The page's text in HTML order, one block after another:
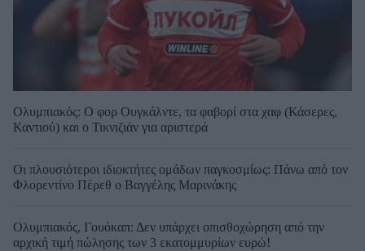
Ολυμπιακός: Ο φορ Ουγκάλντε, τα φαβορί στα χαφ (Κάσερες,
Καντιού) και ο Τικνιζιάν για αριστερά
Οι πλουσιότεροι ιδιοκτήτες ομάδων παγκοσμίως: Πάνω από τον
Φλορεντίνο Πέρεθ ο Βαγγέλης Μαρινάκης
Ολυμπιακός, Γουόκαπ: Δεν υπάρχει οπισθοχώρηση από την
αρχική τιμή πώλησης των 3 εκατομμυρίων ευρώ!